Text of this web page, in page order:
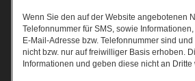
Wenn Sie den auf der Website angebotenen
Telefonnummer für SMS, sowie
E-Mail-Adresse bzw. Telefonnummer sind
nicht bzw. nur auf freiwilliger Basis erhoben.
Informationen und geben diese nicht an Dritte